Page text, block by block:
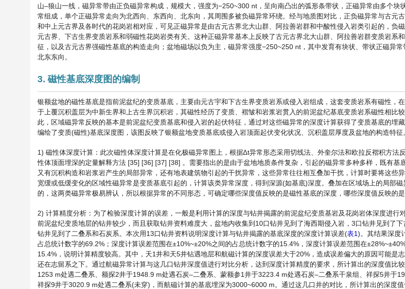
山–狼山一线，磁异常带由正负磁异常构成，规模大，强度为−250~300 nt，呈向南凸出的弧形条带状，正磁异常由多个块
常组成，单个正磁异常走向为北西向、东西向、北东向，其周围多被负磁异常环绕。经与地质图对比，正负磁异常与古元
和中上元古界及各时代的花岗岩相对应，可见正磁异常是由古元古界北大山群、阿拉善岩群和中酸性侵入岩类引起的，负
元古界、下古生界变质岩系和弱磁性花岗岩类有关。这种正磁异常基本上反映了古元古界北大山群、阿拉善岩群变质岩系
征，以及古元古界强磁性基底的构造走向；盆地磁场以负为主，磁异常强度−250~250 nt，其中发育有块状、带状正磁异
北东东向。
3. 磁性基底深度图的编制
银额盆地的磁性基底是指前泥盆纪的变质基底，主要由元古宇和下古生界变质岩系或侵入岩组成，这套变质岩系有磁性，
于上覆沉积盖层为中新生界和上古生界沉积岩，其磁性经历了变质、褶皱和岩浆岩贯入的前泥盆纪基底变质岩系磁性相比
此，区域磁异常反映的基本是前泥盆纪变质基底和侵入岩的起伏特征，通过对这些磁异常的深度计算获得了变质基底的埋
编绘了变质(磁性)基底深度图，该图反映了银额盆地变质基底或侵入岩顶面起伏变化状况、沉积盖层厚度及盆地的构造特征
1) 磁性体深度计算：此次磁性体深度计算是在化极磁异常图上，根据∆t异常形态采用切线法、外奎尔法和欧拉反褶积方法
性体顶面埋深的定量解释方法 ‎[35] ‎[36] ‎[37] ‎[38] 。需要指出的是由于盆地地质条件复杂，引起的磁异常多种多样，既有基
又有沉积构造和岩浆岩产生的局部异常，还有地表建筑物引起的干扰异常，这些异常往往相互叠加干扰，计算时要将这些
宽缓或低缓变化的区域性磁异常是变质基底引起的，计算该类异常深度，得到深源(如基底)深度。叠加在区域场上的局部
的，这两类磁异常极易辨认，所以根据异常的不同形态，可确定哪些深度值反映的是磁性基底的深度，哪些深度值反映的是
2) 计算精度分析：为了检验深度计算的误差，一般是利用计算的深度与钻井揭露的前泥盆纪变质基岩及花岗岩体深度进行
前泥盆纪变质地层的钻井较少，而且获取钻井资料难度大，盆地内收集到10口钻井见到了海西期侵入岩，3口钻井见到了
钻井见到了二叠系和石炭系。本次用13口钻井资料说明深度计算与钻井揭露的基底深度的深度计算误差(表1)。其结果深度
占总统计数字的69.2%；深度计算误差范围在±10%~±20%之间的占总统计数字的15.4%，深度计算误差范围在
15.4%，说明计算精度较高。其中，天1井和天5井钻遇地层和航磁计算的深度误差大于20%，造成误差偏大的原因可能是
还在志留系之下。通过航磁异常计算与这几口钻井深度值进行对比分析，达到深度计算精度的要求，所计算出的深度值比
1253 m处遇二叠系、额探2井于1948.9 m处遇石炭–二叠系、蒙额参1井于3223.4 m处遇石炭–二叠系干泉组、祥探5井于
祥探9井于3020.9 m处遇二叠系(未穿)，而航磁计算的基底埋深为3000~6000 m。通过这几口井的对比，所计算出的深度值